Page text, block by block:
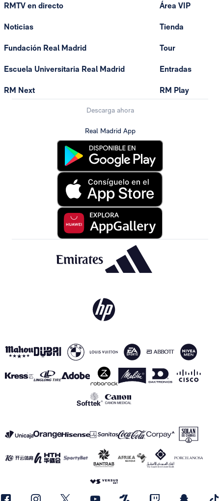
RMTV en directo
Noticias
Fundación Real Madrid
Escuela Universitaria Real Madrid
RM Next
Área VIP
Tienda
Tour
Entradas
RM Play
Descarga ahora
Real Madrid App